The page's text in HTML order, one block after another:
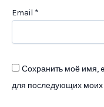
Email *
Сохранить моё имя,
для последующих моих